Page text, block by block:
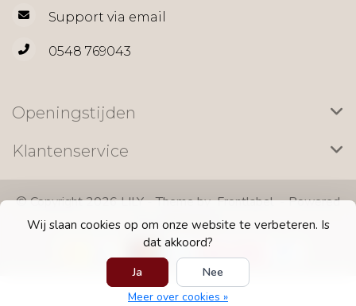
Wij slaan cookies op om onze website te verbeteren. Is
dat akkoord?
Ja
Nee
Meer over cookies »
Support via email
0548 769043
Openingstijden
Klantenservice
© Copyright 2026 LILY - Theme byFrontlabel- Powered
byLightspeed